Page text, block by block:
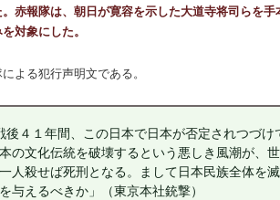
赤報隊は、朝日が寛容を示した大道寺将司らを手
対象にした。
よる犯行声明文である。
後４１年間、この日本で日本が否定されつづ
の文化伝統を破壊するという悪しき風潮が、
人殺せば死刑となる。まして日本民族全体を
与えるべきか」（東京本社銃撃）